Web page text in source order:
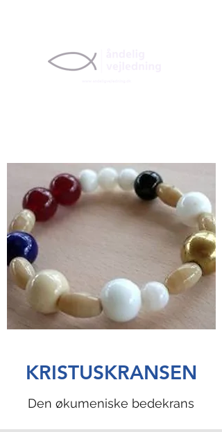
KRISTUSKRANSEN
Den økumeniske bedekrans